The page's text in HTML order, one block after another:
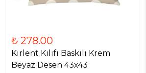
₺ 278.00
Kırlent Kılıfı Baskılı Krem
Beyaz Desen 43x43